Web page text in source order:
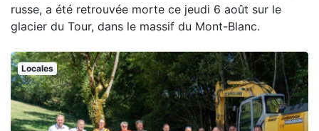
russe, a été retrouvée morte ce jeudi 6 août sur le
glacier du Tour, dans le massif du Mont-Blanc.
Locales